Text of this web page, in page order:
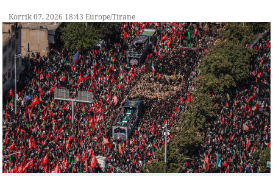
Korrik 07, 2026 18:43 Europe/Tirane